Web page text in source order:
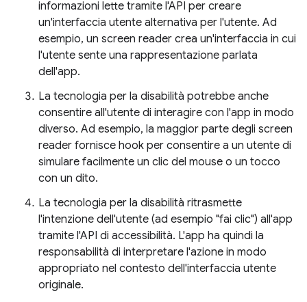
informazioni lette tramite l'API per creare
un'interfaccia utente alternativa per l'utente. Ad
esempio, un screen reader crea un'interfaccia in cui
l'utente sente una rappresentazione parlata
dell'app.
La tecnologia per la disabilità potrebbe anche
consentire all'utente di interagire con l'app in modo
diverso. Ad esempio, la maggior parte degli screen
reader fornisce hook per consentire a un utente di
simulare facilmente un clic del mouse o un tocco
con un dito.
La tecnologia per la disabilità ritrasmette
l'intenzione dell'utente (ad esempio "fai clic") all'app
tramite l'API di accessibilità. L'app ha quindi la
responsabilità di interpretare l'azione in modo
appropriato nel contesto dell'interfaccia utente
originale.